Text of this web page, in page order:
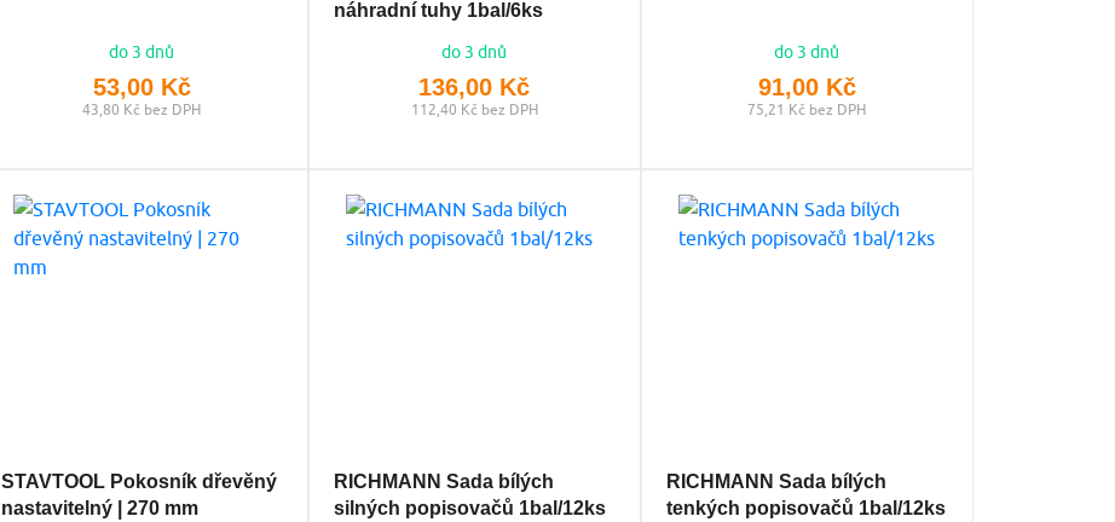
do 3 dnů
53,00 Kč
43,80 Kč bez DPH
náhradní tuhy 1bal/6ks
do 3 dnů
136,00 Kč
112,40 Kč bez DPH
do 3 dnů
91,00 Kč
75,21 Kč bez DPH
STAVTOOL Pokosník dřevěný
nastavitelný | 270 mm
RICHMANN Sada bílých
silných popisovačů 1bal/12ks
RICHMANN Sada bílých
tenkých popisovačů 1bal/12ks